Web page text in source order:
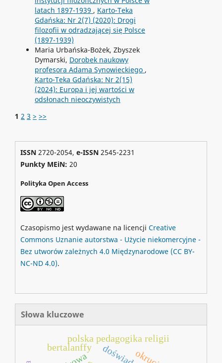
latach 1897-1939 , Karto-Teka
Gdańska: Nr 2(7) (2020): Drogi
filozofii w odradzającej się Polsce
(1897-1939)
Maria Urbańska-Bożek, Zbyszek
Dymarski, Dorobek naukowy
profesora Adama Synowieckiego ,
Karto-Teka Gdańska: Nr 2(15)
(2024): Europa i jej wartości w
odsłonach nieoczywistych
1 2 3 > >>
ISSN2720-2054, e-ISSN2545-2231
Punkty MEiN: 20
Polityka Open Access
Czasopismo jest wydawane na licencji Creative
Commons Uznanie autorstwa - Użycie niekomercyjne -
Bez utworów zależnych 4.0 Międzynarodowe (CC BY-
NC-ND 4.0).
Słowa kluczowe
polska pedagogika religii
bertalanffy